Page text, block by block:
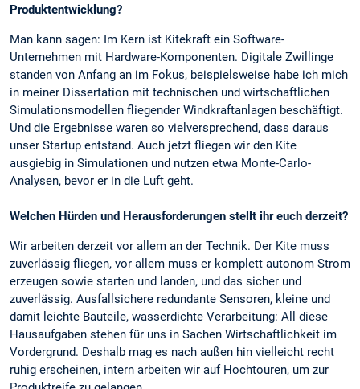
Produktentwicklung?
Man kann sagen: Im Kern ist Kitekraft ein Software-
Unternehmen mit Hardware-Komponenten. Digitale Zwillinge
standen von Anfang an im Fokus, beispielsweise habe ich mich
in meiner Dissertation mit technischen und wirtschaftlichen
Simulationsmodellen fliegender Windkraftanlagen beschäftigt.
Und die Ergebnisse waren so vielversprechend, dass daraus
unser Startup entstand. Auch jetzt fliegen wir den Kite
ausgiebig in Simulationen und nutzen etwa Monte-Carlo-
Analysen, bevor er in die Luft geht.
Welchen Hürden und Herausforderungen stellt ihr euch derzeit?
Wir arbeiten derzeit vor allem an der Technik. Der Kite muss
zuverlässig fliegen, vor allem muss er komplett autonom Strom
erzeugen sowie starten und landen, und das sicher und
zuverlässig. Ausfallsichere redundante Sensoren, kleine und
damit leichte Bauteile, wasserdichte Verarbeitung: All diese
Hausaufgaben stehen für uns in Sachen Wirtschaftlichkeit im
Vordergrund. Deshalb mag es nach außen hin vielleicht recht
ruhig erscheinen, intern arbeiten wir auf Hochtouren, um zur